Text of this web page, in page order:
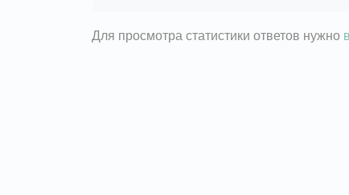
Для просмотра статистики ответов нужно